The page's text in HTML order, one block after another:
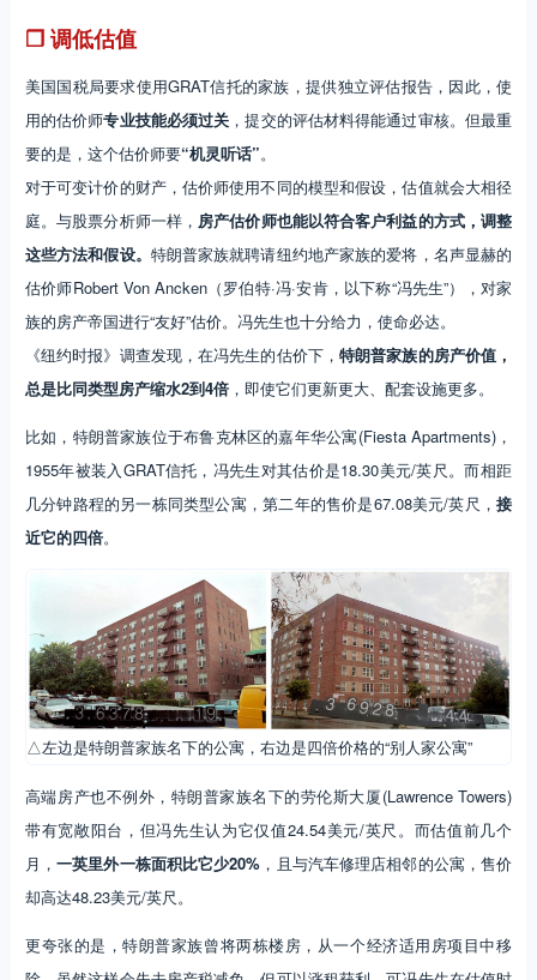
❐ 调低估值
美国国税局要求使用GRAT信托的家族，提供独立评估报告，因此，使
用的估价师专业技能必须过关 ，提交的评估材料得能通过审核。但最重
要的是，这个估价师要“机灵听话”。
对于可变计价的财产，估价师使用不同的模型和假设，估值就会大相径
庭。与股票分析师一样， 房产估价师也能以符合客户利益的方式，调整
这些方法和假设。 特朗普家族就聘请纽约地产家族的爱将，名声显赫的
估价师Robert Von Ancken（罗伯特·冯·安肯，以下称“冯先生”），对家
族的房产帝国进行“友好”估价。冯先生也十分给力，使命必达。
《纽约时报》调查发现，在冯先生的估价下，特朗普家族的房产价值，
总是比同类型房产缩水2到4倍，即使它们更新更大、配套设施更多。
比如，特朗普家族位于布鲁克林区的嘉年华公寓(Fiesta Apartments)，
1955年被装入GRAT信托，冯先生对其估价是18.30美元/英尺。而相距
几分钟路程的另一栋同类型公寓，第二年的售价是67.08美元/英尺，接
近它的四倍。
△左边是特朗普家族名下的公寓，右边是四倍价格的“别人家公寓”
高端房产也不例外，特朗普家族名下的劳伦斯大厦(Lawrence Towers)
带有宽敞阳台，但冯先生认为它仅值24.54美元/英尺。而估值前几个
月，一英里外一栋面积比它少20% ，且与汽车修理店相邻的公寓，售价
却高达48.23美元/英尺。
更夸张的是，特朗普家族曾将两栋楼房，从一个经济适用房项目中移